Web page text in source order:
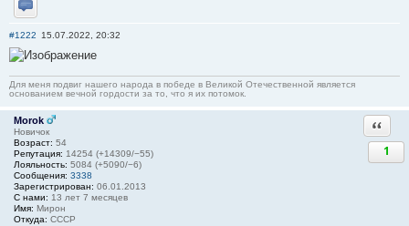
Отправить личное сообщение
#1222 15.07.2022, 20:32
Для меня подвиг нашего народа в победе в Великой Отечественной является
основанием вечной гордости за то, что я их потомок.
Morok
Новичок
Возраст: 54
Репутация: 14254 (+14309/−55)
Лояльность: 5084 (+5090/−6)
Сообщения: 3338
Зарегистрирован: 06.01.2013
С нами: 13 лет 7 месяцев
Имя: Мирон
Откуда: СССР
1